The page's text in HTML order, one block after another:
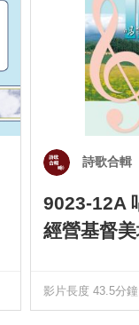
詩歌合輯
9023-12A
經營基督
影片長度 43.5分鐘